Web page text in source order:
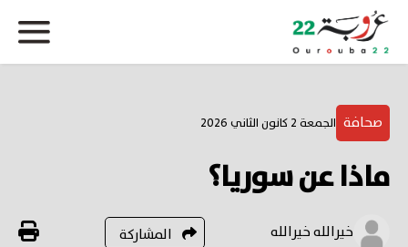
صحافة الجمعة 2 كانون الثاني 2026
ماذا عن سوريا؟
خيرالله خيرالله المشاركة